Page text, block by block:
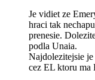
Je vidiet ze
hraci tak
prenesie.
podla Unaia.
Najdolezitejsie
cez EL ktoru ma